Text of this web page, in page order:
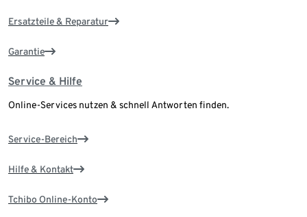
Ersatzteile & Reparatur
Garantie
Service & Hilfe
Online-Services nutzen & schnell Antworten finden.
Service-Bereich
Hilfe & Kontakt
Tchibo Online-Konto